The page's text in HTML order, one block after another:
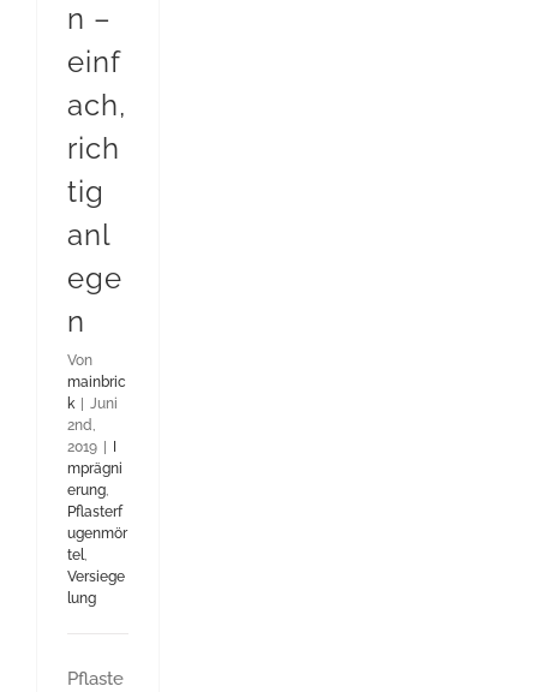
n –
einf
ach,
rich
tig
anl
ege
n
Von
mainbric
k
Juni
2nd,
2019
mprägni
erung,
Pflasterf
ugenmör
tel,
Versiege
lung
Pflaste